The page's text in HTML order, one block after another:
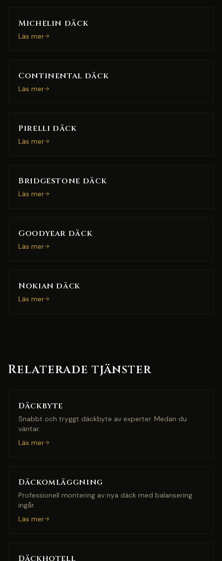
Michelin däck
Läs mer
Continental däck
Läs mer
Pirelli däck
Läs mer
Bridgestone däck
Läs mer
Goodyear däck
Läs mer
Nokian däck
Läs mer
Relaterade tjänster
Däckbyte
Snabbt och tryggt däckbyte av experter. Medan du
väntar.
Läs mer
Däckomläggning
Professionell montering av nya däck med balansering
ingår.
Läs mer
Däckhotell